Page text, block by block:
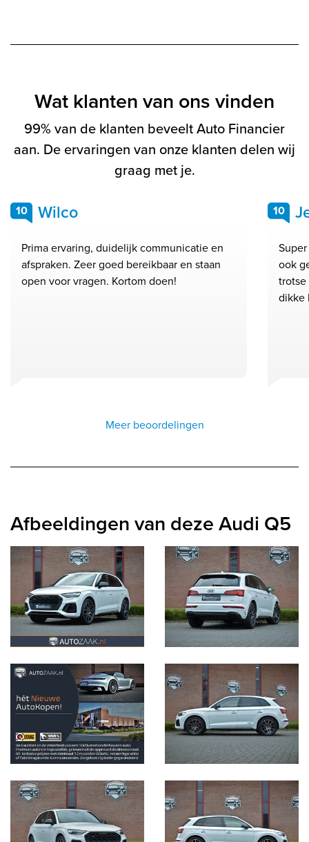
Wat klanten van ons vinden
99% van de klanten beveelt Auto Financier
aan. De ervaringen van onze klanten delen wij
graag met je.
10 Wilco
Prima ervaring, duidelijk communicatie en
afspraken. Zeer goed bereikbaar en staan
open voor vragen. Kortom doen!
10
ook
dikke
Meer beoordelingen
Afbeeldingen van deze Audi Q5